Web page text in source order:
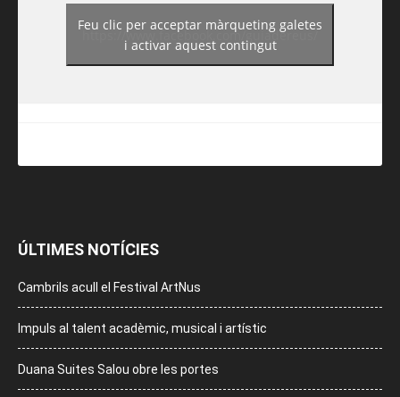
https://www.facebook.com/guiadereus/
Feu clic per acceptar màrqueting galetes
i activar aquest contingut
ÚLTIMES NOTÍCIES
Cambrils acull el Festival ArtNus
Impuls al talent acadèmic, musical i artístic
Duana Suites Salou obre les portes